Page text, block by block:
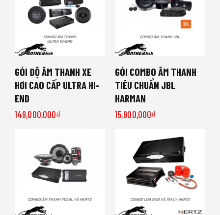
GÓI ĐỘ ÂM THANH XE
HƠI CAO CẤP ULTRA HI-
END
149,000,000₫
GÓI COMBO ÂM THANH
TIÊU CHUẨN JBL
HARMAN
15,900,000₫